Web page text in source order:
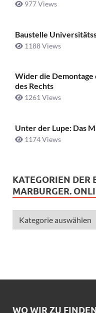
977 Views
Baustelle
1188 Views
Wider die Demontage
des Rechts
1261 Views
Unter der Lupe: Das
1174 Views
KATEGORIEN DER
MARBURGER.
WO WIR ZU